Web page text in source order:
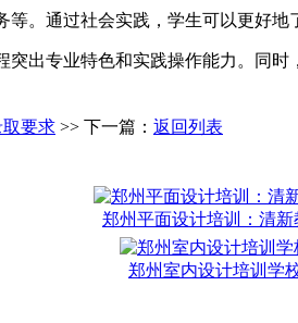
。通过社会实践，学生可以更好地
出专业特色和实践操作能力。同
要求 >> 下一篇： 返回列表
郑州平面设计培训：清
郑州室内设计培训学